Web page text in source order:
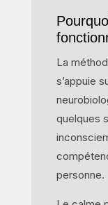
La
s’appuie
quelques
personne.